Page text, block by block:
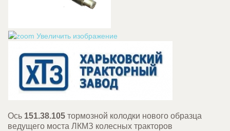
Увеличить изображение
Ось 151.38.105 тормозной колодки нового образца
ведущего моста ЛКМЗ колесных тракторов